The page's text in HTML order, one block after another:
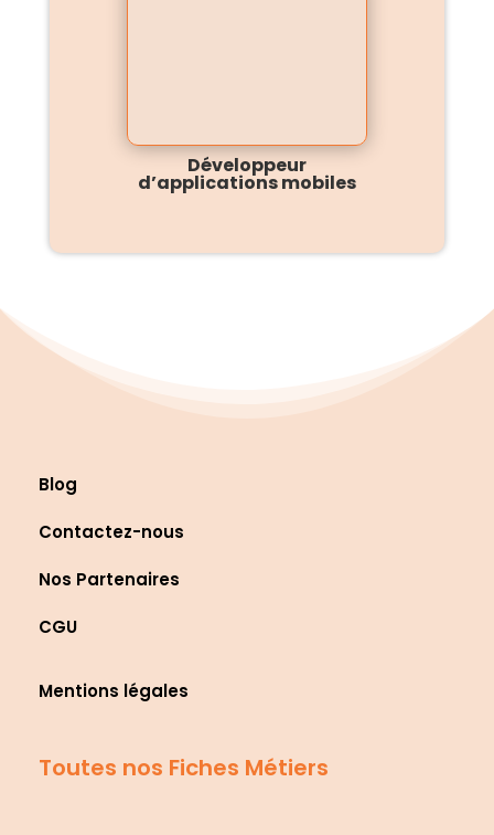
Développeur
d’applications mobiles
Blog
Contactez-nous
Nos Partenaires
CGU
Mentions légales
Toutes nos Fiches Métiers